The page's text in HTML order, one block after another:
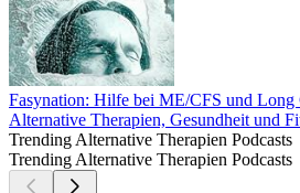
Fasynation: Hilfe bei ME/CFS und Long
Alternative Therapien, Gesundheit und
Trending Alternative Therapien Podcasts
Trending Alternative Therapien Podcasts